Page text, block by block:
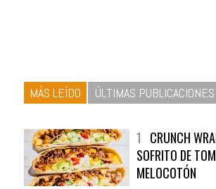
MÁS LEÍDO ÚLTIMAS PUBLICACIONES